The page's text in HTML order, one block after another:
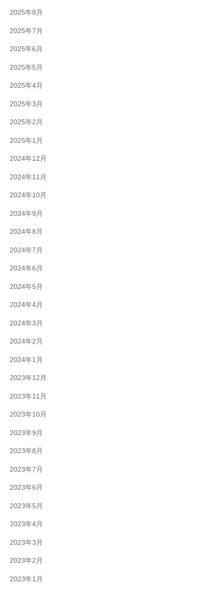
2025年8月
2025年7月
2025年6月
2025年5月
2025年4月
2025年3月
2025年2月
2025年1月
2024年12月
2024年11月
2024年10月
2024年9月
2024年8月
2024年7月
2024年6月
2024年5月
2024年4月
2024年3月
2024年2月
2024年1月
2023年12月
2023年11月
2023年10月
2023年9月
2023年8月
2023年7月
2023年6月
2023年5月
2023年4月
2023年3月
2023年2月
2023年1月